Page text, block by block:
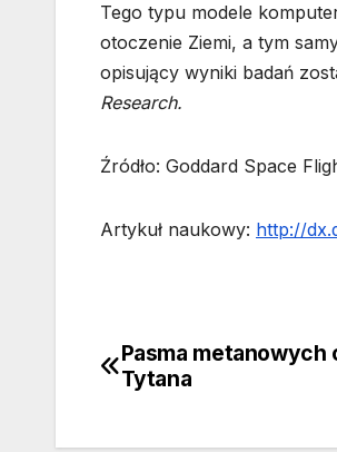
Tego typu modele
otoczenie Ziemi, a tym
opisujący wyniki badań
Research.
Źródło: Goddard Space
Artykuł naukowy: http://
Nawigacja
Pasma
Tytana